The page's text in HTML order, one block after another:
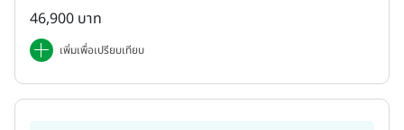
46,900 บาท
เพิ่มเพื่อเปรียบเทียบ